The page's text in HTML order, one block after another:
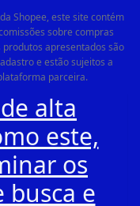
Shopee, este site contém
sobre compras
apresentados são
e estão sujeitos a
parceira.
alta
este,
os
busca e